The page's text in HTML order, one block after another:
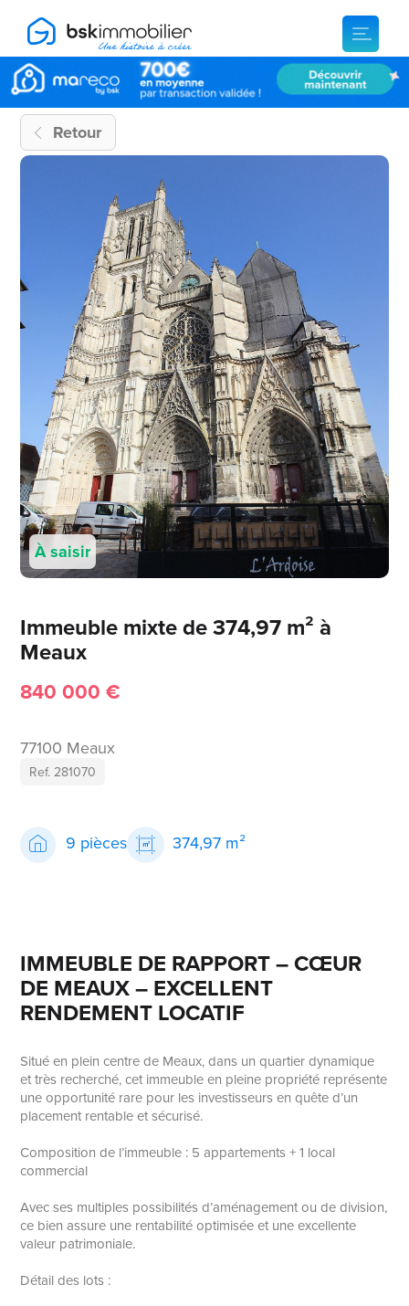
Retour
À saisir
Immeuble mixte de 374,97 m² à
Meaux
840 000 €
77100 Meaux
Ref. 281070
9 pièces 374,97 m²
IMMEUBLE DE RAPPORT – CŒUR
DE MEAUX – EXCELLENT
RENDEMENT LOCATIF
Situé en plein centre de Meaux, dans un quartier dynamique
et très recherché, cet immeuble en pleine propriété représente
une opportunité rare pour les investisseurs en quête d’un
placement rentable et sécurisé.
Composition de l’immeuble : 5 appartements + 1 local
commercial
Avec ses multiples possibilités d’aménagement ou de division,
ce bien assure une rentabilité optimisée et une excellente
valeur patrimoniale.
Détail des lots :